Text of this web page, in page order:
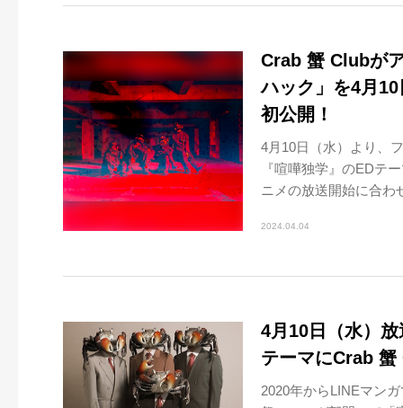
Crab 蟹 Clubが
ハック」を4月
初公開！
4月10日（水）より、
『喧嘩独学』のEDテ
ニメの放送開始に合わ
2024.04.04
4月10日（水）
テーマにCrab
2020年からLINEマン